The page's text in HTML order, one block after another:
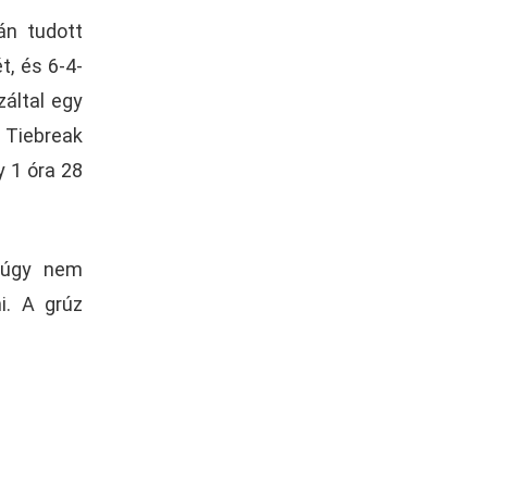
tudott
és 6-4-
egy
1 óra 28
nem
A grúz